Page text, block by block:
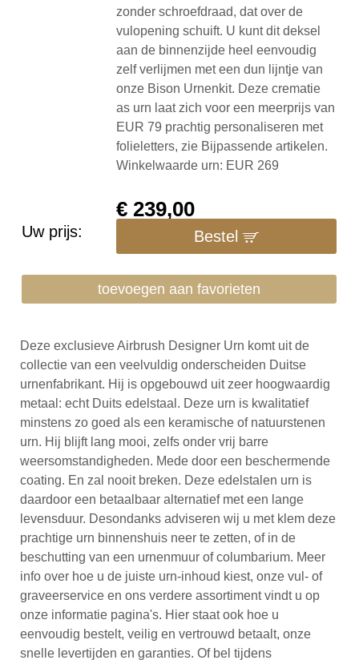
zonder schroefdraad, dat over de
vulopening schuift. U kunt dit deksel
aan de binnenzijde heel eenvoudig
zelf verlijmen met een dun lijntje van
onze Bison Urnenkit. Deze crematie
as urn laat zich voor een meerprijs van
EUR 79 prachtig personaliseren met
folieletters, zie Bijpassende artikelen.
Winkelwaarde urn: EUR 269
Uw prijs:
€239,00
Bestel
toevoegen aan favorieten
Deze exclusieve Airbrush Designer Urn komt uit de
collectie van een veelvuldig onderscheiden Duitse
urnenfabrikant. Hij is opgebouwd uit zeer hoogwaardig
metaal: echt Duits edelstaal. Deze urn is kwalitatief
minstens zo goed als een keramische of natuurstenen
urn. Hij blijft lang mooi, zelfs onder vrij barre
weersomstandigheden. Mede door een beschermende
coating. En zal nooit breken. Deze edelstalen urn is
daardoor een betaalbaar alternatief met een lange
levensduur. Desondanks adviseren wij u met klem deze
prachtige urn binnenshuis neer te zetten, of in de
beschutting van een urnenmuur of columbarium. Meer
info over hoe u de juiste urn-inhoud kiest, onze vul- of
graveerservice en ons verdere assortiment vindt u op
onze informatie pagina's. Hier staat ook hoe u
eenvoudig bestelt, veilig en vertrouwd betaalt, onze
snelle levertijden en garanties. Of bel tijdens